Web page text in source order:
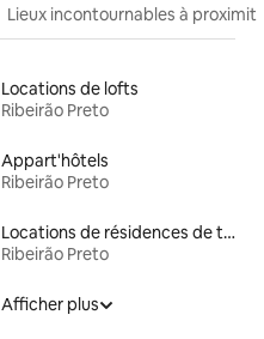
Lieux incontournables à
Locations de lofts
Ribeirão Preto
Appart'hôtels
Ribeirão Preto
Locations de résidences de tourisme
Ribeirão Preto
Afficher plus